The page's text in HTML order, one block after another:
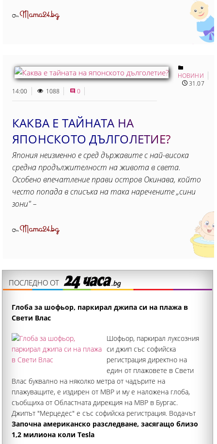
ОтMama24.bg
НОВИНИ
31.07
14:00
1088 0
КАКВА Е ТАЙНАТА НА
ЯПОНСКОТО ДЪЛГОЛЕТИЕ?
Япония неизменно е сред държавите с най-висока
средна продължителност на живота в света.
Особено впечатление прави остров Окинава, който
често попада в списъка на така наречените „сини
зони" –
ОтMama24.bg
ПОСЛЕДНО ОТ
Глоба за шофьор, паркирал джипа си на плажа в
Свети Влас
Шофьор, паркирал луксозния
си джип със софийска
регистрация директно на
един от плажовете в Свети
Влас буквално на няколко метра от чадърите на
плажуващите, е издирен от МВР и му е наложена глоба,
съобщиха от Областната дирекция на МВР в Бургас.
Джипът "Мерцедес" е със софийска регистрация. Водачът
вече е установен
Започна американско разследване, засягащо близо
1,2 милиона коли Tesla